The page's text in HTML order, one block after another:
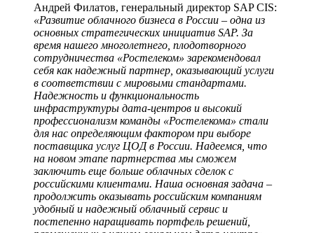
Андрей Филатов, генеральный директор SAP CIS:
«Развитие облачного бизнеса в России – одна из
основных стратегических инициатив SAP. За
время нашего многолетнего, плодотворного
сотрудничества «Ростелеком» зарекомендовал
себя как надежный партнер, оказывающий услуги
в соответствии с мировыми стандартами.
Надежность и функциональность
инфраструктуры дата-центров и высокий
профессионализм команды «Ростелекома» стали
для нас определяющим фактором при выборе
поставщика услуг ЦОД в России. Надеемся, что
на новом этапе партнерства мы сможем
заключить еще больше облачных сделок с
российскими клиентами. Наша основная задача –
продолжить оказывать российским компаниям
удобный и надежный облачный сервис и
постепенно наращивать портфель решений,